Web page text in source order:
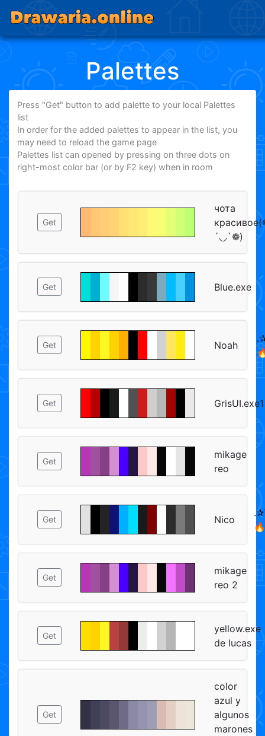
Palettes
Press "Get" button to add palette to your local Palettes
list
In order for the added palettes to appear in the list, you
may need to reload the game page
Palettes list can opened by pressing on three dots on
right-most color bar (or by F2 key) when in room
Get
чота
´◡`❁)
Get Blue.exe
Get Noah
Get GrisUI.exe1
Get
mikage
reo
Get Nico
🔥
Get
mikage
reo 2
Get
yellow.exe
de lucas
Get
color
azul y
algunos
marones